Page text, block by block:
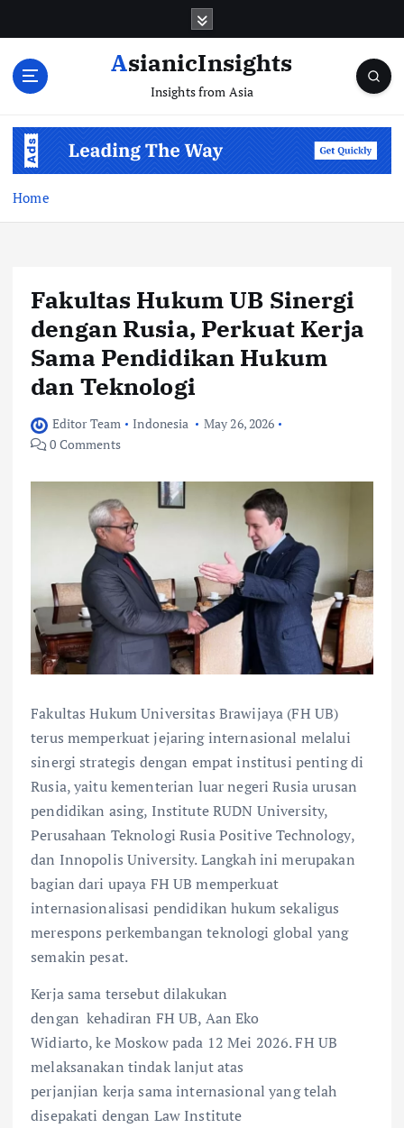
AsianicInsights
Insights from Asia
Home
Fakultas Hukum UB Sinergi
dengan Rusia, Perkuat Kerja
Sama Pendidikan Hukum
dan Teknologi
Editor Team Indonesia
May 26, 2026
0 Comments
Fakultas Hukum Universitas Brawijaya (FH UB)
terus memperkuat jejaring internasional melalui
sinergi strategis dengan empat institusi penting di
Rusia, yaitu kementerian luar negeri Rusia urusan
pendidikan asing, Institute RUDN University,
Perusahaan Teknologi Rusia Positive Technology,
dan Innopolis University. Langkah ini merupakan
bagian dari upaya FH UB memperkuat
internasionalisasi pendidikan hukum sekaligus
merespons perkembangan teknologi global yang
semakin pesat.
Kerja sama tersebut dilakukan
dengan kehadiran FH UB, Aan Eko
Widiarto, ke Moskow pada 12 Mei 2026. FH UB
melaksanakan tindak lanjut atas
perjanjian kerja sama internasional yang telah
disepakati dengan Law Institute